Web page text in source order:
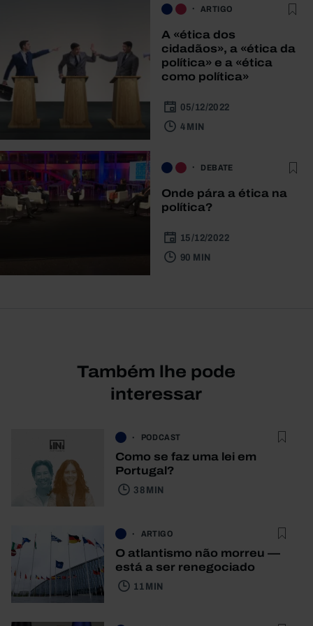
ARTIGO
A «ética dos
cidadãos», a «ética da
política» e a «ética
como política»
05/12/2022
4 MIN
DEBATE
Onde pára a ética na
política?
15/12/2022
90 MIN
Também lhe pode
interessar
PODCAST
Como se faz uma lei em
Portugal?
38 MIN
ARTIGO
O atlantismo não morreu —
está a ser renegociado
11 MIN